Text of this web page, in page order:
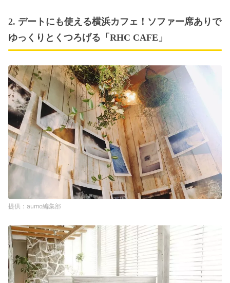
2. デートにも使える横浜カフェ！ソファー席ありで
ゆっくりとくつろげる「RHC CAFE」
aumo編集部